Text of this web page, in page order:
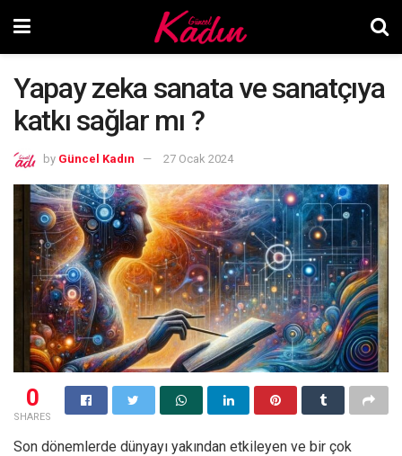
Yapay zeka sanata ve sanatçıya
katkı sağlar mı ?
by Güncel Kadın 27 Ocak 2024
0
SHARES
Son dönemlerde dünyayı yakından etkileyen ve bir çok